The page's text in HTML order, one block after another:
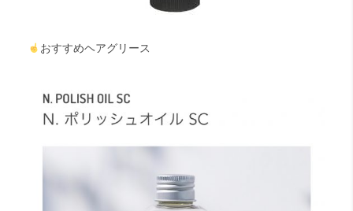
おすすめヘアグリース